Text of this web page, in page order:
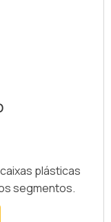
plásticas
segmentos.